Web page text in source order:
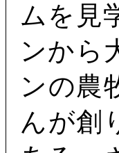
ムを見
ンから
ンの農
んが創